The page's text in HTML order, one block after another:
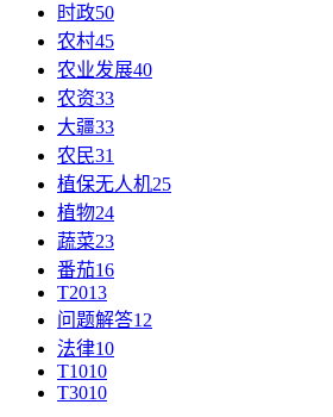
时政50
农村45
农业发展40
农资33
大疆33
农民31
植保无人机25
植物24
蔬菜23
番茄16
T2013
问题解答12
法律10
T1010
T3010